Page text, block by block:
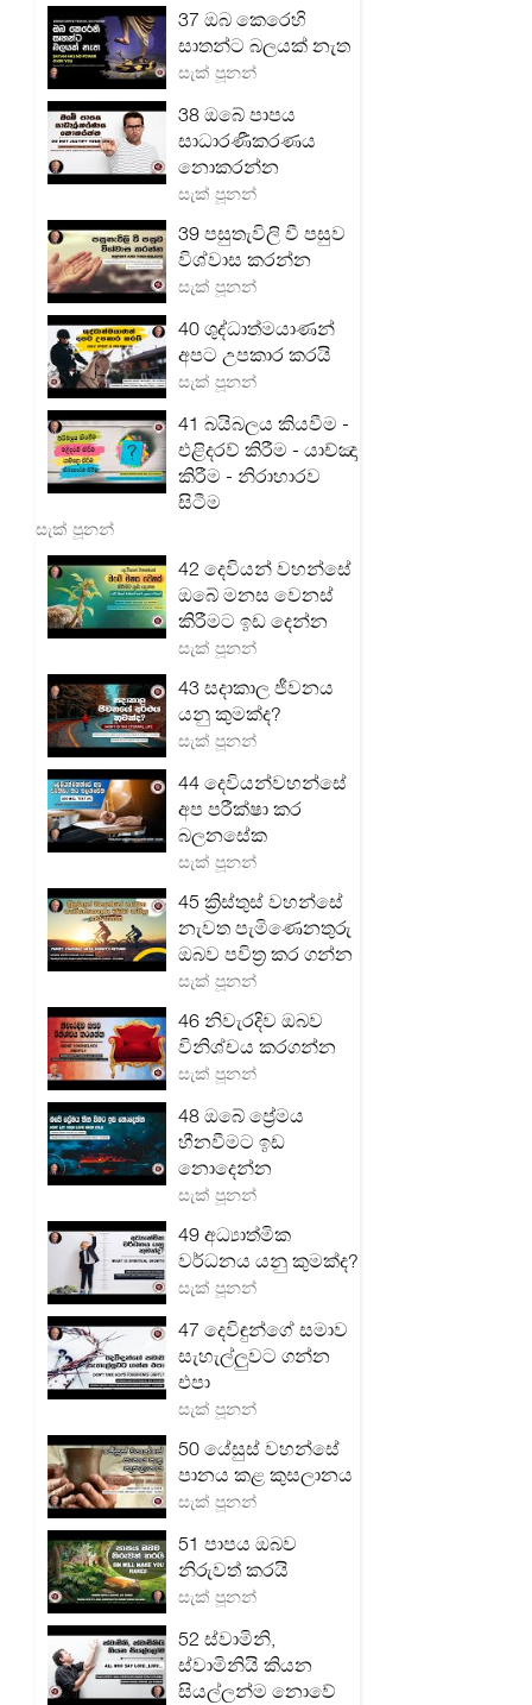
37 ඔබ කෙරෙහි
සාතන්ට බලයක් නැත
සැක් පූනන්
38 ඔබේ පාපය
සාධාරණීකරණය
නොකරන්න
සැක් පූනන්
39 පසුතැවිලි වී පසුව
විශ්වාස කරන්න
සැක් පූනන්
40 ශුද්ධාත්මයාණන්
අපට උපකාර කරයි
සැක් පූනන්
41 බයිබලය කියවීම -
එළිදරව් කිරීම - යාච්ඤා
කිරීම - නිරාහාරව
සිටීම
සැක් පූනන්
42 දෙවියන් වහන්සේ
ඔබේ මනස වෙනස්
කිරීමට ඉඩ දෙන්න
සැක් පූනන්
43 සදාකාල ජීවනය
යනු කුමක්ද?
සැක් පූනන්
44 දෙවියන්වහන්සේ
අප පරීක්ෂා කර
බලනසේක
සැක් පූනන්
45 ක්‍රිස්තුස් වහන්සේ
නැවත පැමිණෙනතුරු
ඔබව පවිත්‍ර කර ගන්න
සැක් පූනන්
46 නිවැරදිව ඔබව
විනිශ්චය කරගන්න
සැක් පූනන්
48 ඔබේ ප්‍රේමය
හීනවීමට ඉඩ
නොදෙන්න
සැක් පූනන්
49 අධ්‍යාත්මික
වර්ධනය යනු කුමක්ද?
සැක් පූනන්
47 දෙවිඳුන්ගේ සමාව
සැහැල්ලුවට ගන්න
එපා
සැක් පූනන්
50 යේසුස් වහන්සේ
පානය කළ කුසලානය
සැක් පූනන්
51 පාපය ඔබව
නිරුවත් කරයි
සැක් පූනන්
52 ස්වාමිනි,
ස්වාමිනියි කියන
සියල්ලන්ම නොවේ